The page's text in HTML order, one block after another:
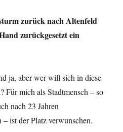
Schnee
spazierengehen
zurück nach Altenfeld
zurückgesetzt ein
ja, aber wer will sich in diese
Für mich als Stadtmensch – so
nach 23 Jahren
ist der Platz verwunschen.